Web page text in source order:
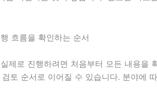
흐름을 확인하는 순서
제로 진행하려면 처음부터 모든 내용
토 순서로 이어질 수 있습니다. 분야에